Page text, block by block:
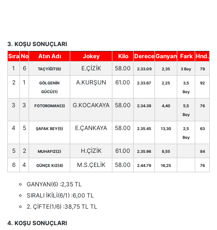
3. KOŞU SONUÇLARI
Sıra No Atın Adı Jokey Kilo DereceGanyan Fark Hnd.
1
6 TAÇYİĞİT(6) E.ÇİZİK 58.00 2.33.09 2,35 3 Boy 79
2 1
GÖLGENİN
GÜCÜ(1)
A.KURŞUN 61.00 2.33.67 2,25
3,5
Boy
92
3 3 FOTOROMAN(3) G.KOCAKAYA 58.00 2.34.39 4,40
5,5
Boy
76
4 5 ŞAFAK BEY(5) E.ÇANKAYA 58.00 2.35.45 13,30
2,5
Boy
63
5 2 MUHAFIZ(2) H.ÇİZİK 61.00 2.35.96 8,55 84
6 4 GÜNÇE KIZ(4) M.S.ÇELİK 58.00 2.44.79 16,25 76
GANYAN(6) :2,35 TL
SIRALI İKİLİ(6/1) :6,00 TL
2. ÇİFTE(1/6) :38,75 TL TL
4. KOŞU SONUÇLARI